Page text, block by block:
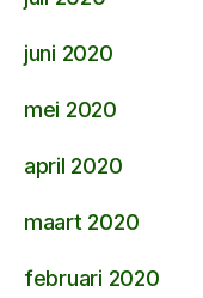
juni 2020
mei 2020
april 2020
maart 2020
februari 2020